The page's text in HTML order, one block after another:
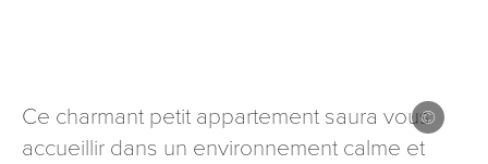
Ce charmant petit appartement saura vous
accueillir dans un environnement calme et
Les informations recueillies à partir de ce formulaire sont
nécessaires au traitement de votre demande (sauf